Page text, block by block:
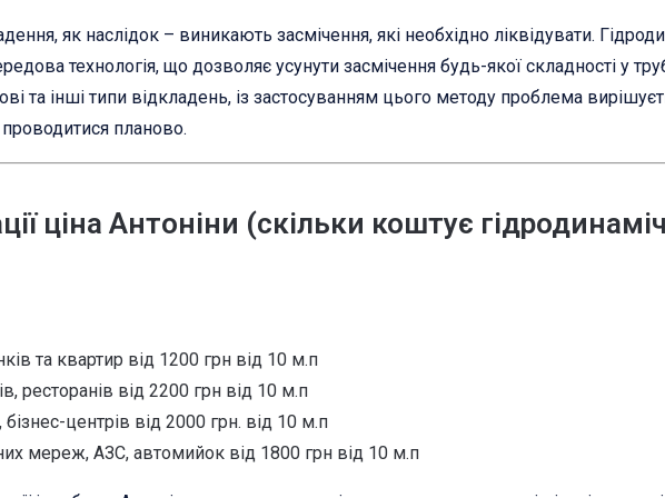
як наслідок – виникають засмічення, які необхідно ліквідувати.
технологія, що дозволяє усунути засмічення будь-якої складності у
та інші типи відкладень, із застосуванням цього методу проблема
планово.
ціна Антоніни (скільки коштує
та квартир від 1200 грн від 10 м.п
ресторанів від 2200 грн від 10 м.п
центрів від 2000 грн. від 10 м.п
мереж, АЗС, автомийок від 1800 грн від 10 м.п